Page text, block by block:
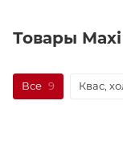
Товары
Все 9 Квас,